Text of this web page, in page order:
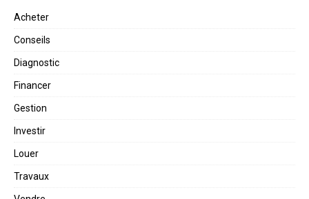
Acheter
Conseils
Diagnostic
Financer
Gestion
Investir
Louer
Travaux